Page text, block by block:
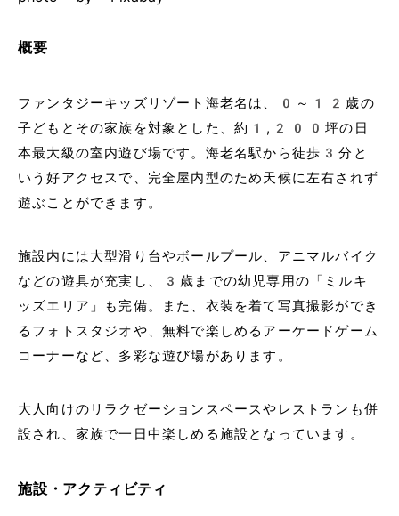
概要
ファンタジーキッズリゾート海老名は、0～12歳の
子どもとその家族を対象とした、約1,200坪の日
本最大級の室内遊び場です。海老名駅から徒歩3分と
いう好アクセスで、完全屋内型のため天候に左右されず
遊ぶことができます。
施設内には大型滑り台やボールプール、アニマルバイク
などの遊具が充実し、3歳までの幼児専用の「ミルキ
ッズエリア」も完備。また、衣装を着て写真撮影ができ
るフォトスタジオや、無料で楽しめるアーケードゲーム
コーナーなど、多彩な遊び場があります。
大人向けのリラクゼーションスペースやレストランも併
設され、家族で一日中楽しめる施設となっています。
施設・アクティビティ